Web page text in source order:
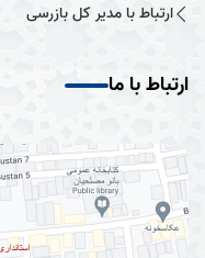
ارتباط با مدیر کل بازرسی
ارتباط با ما